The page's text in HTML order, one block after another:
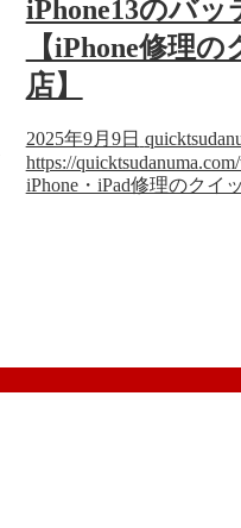
iPhone13のバッ
【iPhone修理
店】
2025年9月9日
https://
iPhone・iPad修理のクイ